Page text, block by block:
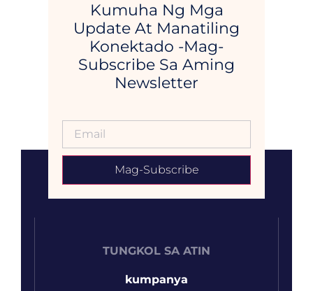
Kumuha Ng Mga
Update At Manatiling
Konektado -Mag-
Subscribe Sa Aming
Newsletter
Mag-Subscribe
TUNGKOL SA ATIN
kumpanya